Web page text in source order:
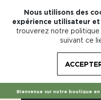
Nous utilisons des
expérience utilisateur
trouverez notre
suivant ce
Bienvenue sur notre boutique